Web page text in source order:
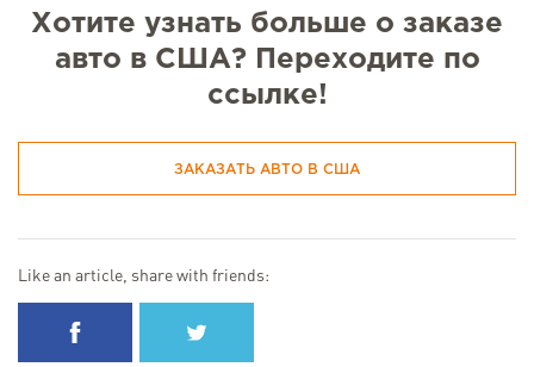
Хотите узнать больше о заказе
авто в США? Переходите по
ссылке!
ЗАКАЗАТЬ АВТО В США
Like an article, share with friends: